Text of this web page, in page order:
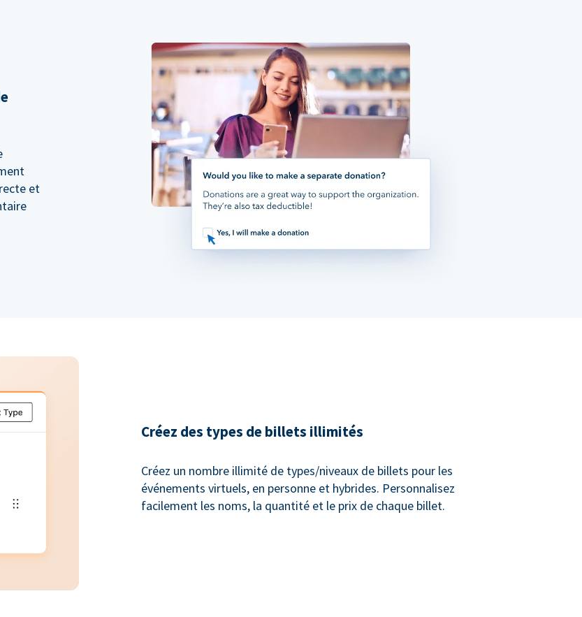
et
Créez des types de billets illimités
Créez un nombre illimité de types/niveaux de billets pour les
événements virtuels, en personne et hybrides. Personnalisez
facilement les noms, la quantité et le prix de chaque billet.